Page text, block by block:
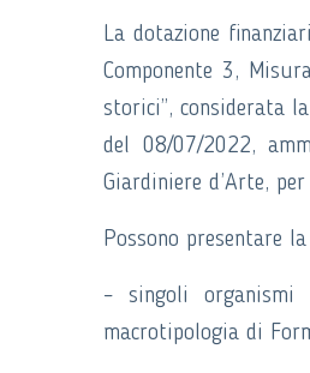
La dotazione
Componente 3,
storici”, considerata
del 08/07/2022,
Giardiniere d’Arte,
Possono presentare
– singoli organismi
macrotipologia di